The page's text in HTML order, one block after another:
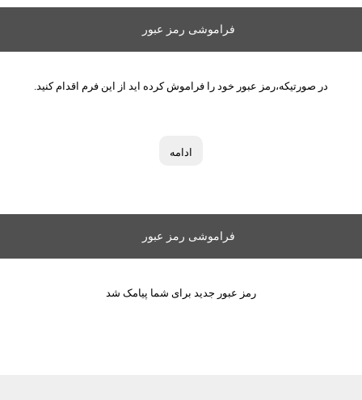
فراموشی رمز عبور
در صورتیکه،رمز عبور خود را فراموش کرده اید از این فرم اقدام کنید.
ادامه
فراموشی رمز عبور
رمز عبور جدید برای شما پیامک شد